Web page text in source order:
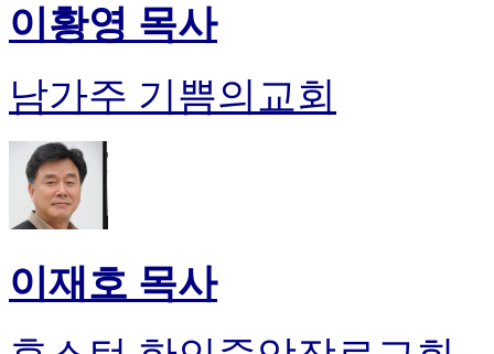
이황영 목사
남가주 기쁨의교회
이재호 목사